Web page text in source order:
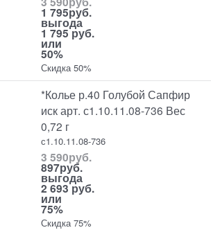
1 795руб.
выгода
1 795 руб.
или
50%
Скидка 50%
*Колье р.40 Голубой Сапфир
иск арт. с1.10.11.08-736 Вес
0,72 г
с1.10.11.08-736
3 590руб.
897руб.
выгода
2 693 руб.
или
75%
Скидка 75%